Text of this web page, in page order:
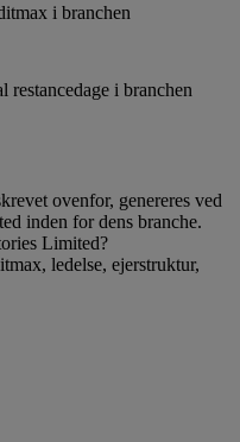
i branchen
restancedage i branchen
ovenfor, genereres ved
inden for dens branche.
Limited?
ledelse, ejerstruktur,